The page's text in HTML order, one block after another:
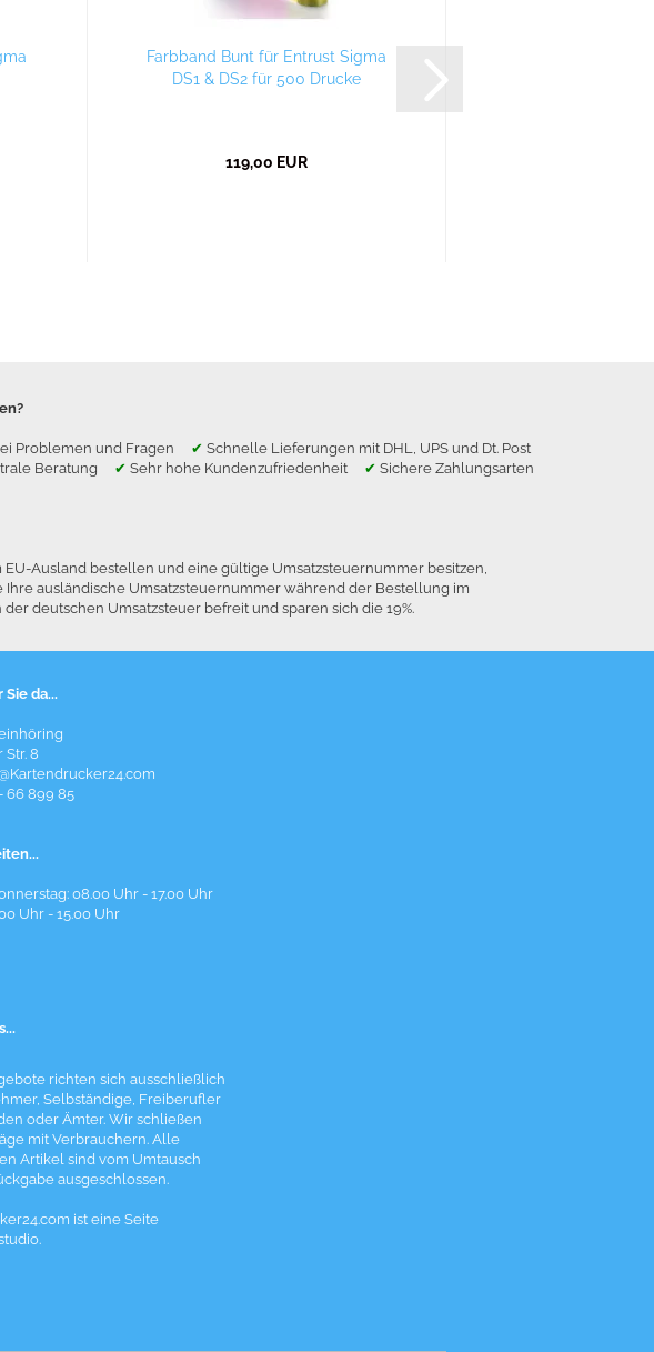
Farbband Bunt für Entrust Sigma
DS1 & DS2 für 500 Drucke
119,00 EUR
Problemen und Fragen ✔ Schnelle Lieferungen mit DHL, UPS und Dt. Post
Beratung ✔ Sehr hohe Kundenzufriedenheit ✔ Sichere Zahlungsarten
Ausland bestellen und eine gültige Umsatzsteuernummer besitzen,
Ihre ausländische Umsatzsteuernummer während der Bestellung im
deutschen Umsatzsteuer befreit und sparen sich die 19%.
da...
8
66 899 85
08.00 Uhr - 17.00 Uhr
Uhr - 15.00 Uhr
richten sich ausschließlich
Selbständige, Freiberufler
oder Ämter. Wir schließen
mit Verbrauchern. Alle
Artikel sind vom Umtausch
ausgeschlossen.
ist eine Seite